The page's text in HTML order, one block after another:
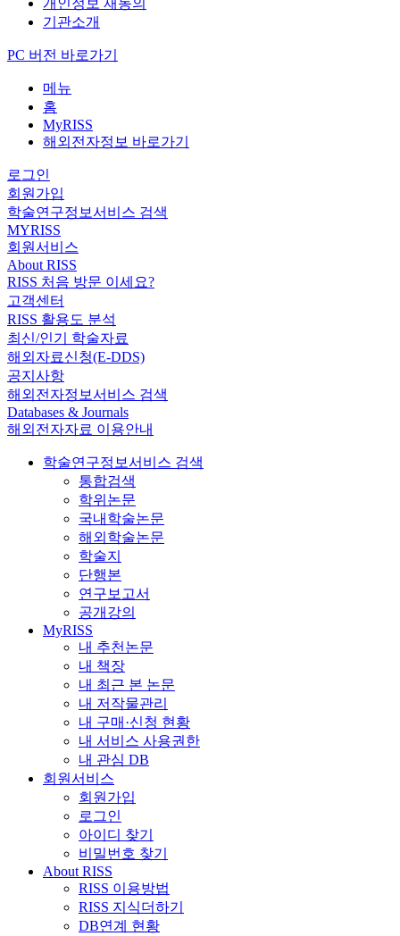
개인정보 재동의
기관소개
PC 버전 바로가기
메뉴
홈
MyRISS
해외전자정보 바로가기
로그인
회원가입
학술연구정보서비스 검색
MYRISS
회원서비스
About RISS
RISS 처음 방문 이세요?
고객센터
RISS 활용도 분석
최신/인기 학술자료
해외자료신청(E-DDS)
공지사항
해외전자정보서비스 검색
Databases & Journals
해외전자자료 이용안내
학술연구정보서비스 검색
통합검색
학위논문
국내학술논문
해외학술논문
학술지
단행본
연구보고서
공개강의
MyRISS
내 추천논문
내 책장
내 최근 본 논문
내 저작물관리
내 구매·신청 현황
내 서비스 사용권한
내 관심 DB
회원서비스
회원가입
로그인
아이디 찾기
비밀번호 찾기
About RISS
RISS 이용방법
RISS 지식더하기
DB연계 현황